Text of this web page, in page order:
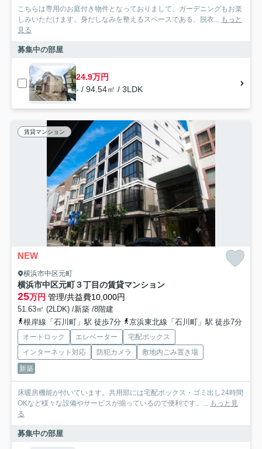
こちらは専用のお庭付き物件となっておりまして、ガーデニングもお楽
しみいただけます。身だしなみを整えるスペースである、脱衣... もっと
見る
募集中の部屋
24.9万円
- / 94.54㎡ / 3LDK
賃貸マンション
NEW
横浜市中区元町
横浜市中区元町３丁目の賃貸マンション
25万円 管理/共益費10,000円
51.63㎡ (2LDK) /新築 /8階建
根岸線「石川町」駅 徒歩7分
京浜東北線「石川町」駅 徒歩7分
オートロック エレベーター
宅配ボックス
インターネット対応
防犯カメラ
敷地内ごみ置き場
新築
床暖房機能が付いています。共用部には宅配ボックス・ゴミ出し24時間
OKなど様々な設備やサービスが揃っているので便利です。... もっと見
る
募集中の部屋